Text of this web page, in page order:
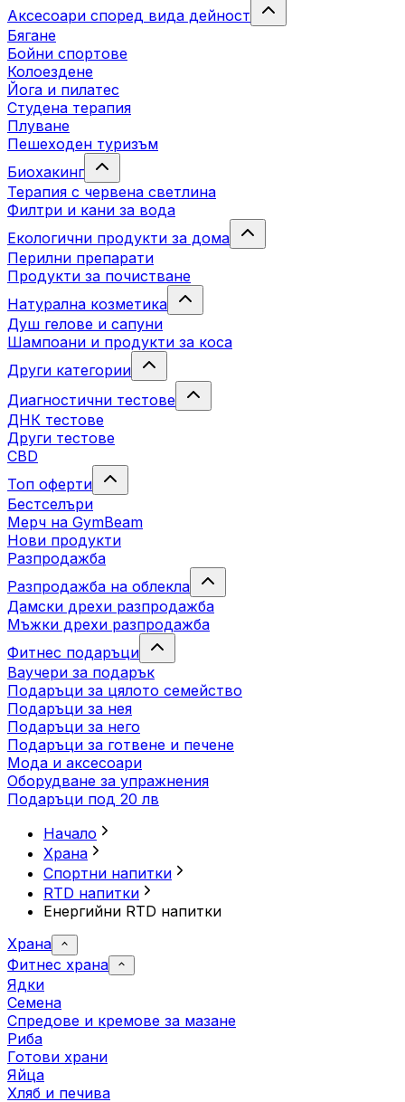
Аксесоари според вида дейност
Бягане
Бойни спортове
Колоездене
Йога и пилатес
Студена терапия
Плуване
Пешеходен туризъм
Биохакинг
Терапия с червена светлина
Филтри и кани за вода
Екологични продукти за дома
Перилни препарати
Продукти за почистване
Натурална козметика
Душ гелове и сапуни
Шампоани и продукти за коса
Други категории
Диагностични тестове
ДНК тестове
Други тестове
CBD
Топ оферти
Бестселъри
Мерч на GymBeam
Нови продукти
Разпродажба
Разпродажба на облекла
Дамски дрехи разпродажба
Мъжки дрехи разпродажба
Фитнес подаръци
Ваучери за подарък
Подаръци за цялото семейство
Подаръци за нея
Подаръци за него
Подаръци за готвене и печене
Мода и аксесоари
Оборудване за упражнения
Подаръци под 20 лв
Начало
Храна
Спортни напитки
RTD напитки
Енергийни RTD напитки
Храна
Фитнес храна
Ядки
Семена
Спредове и кремове за мазане
Риба
Готови храни
Яйца
Хляб и печива